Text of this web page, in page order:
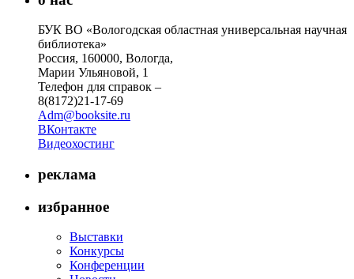
БУК ВО «Вологодская областная универсальная научная
библиотека»
Россия, 160000, Вологда,
Марии Ульяновой, 1
Телефон для справок –
8(8172)21-17-69
Adm@booksite.ru
ВКонтакте
Видеохостинг
реклама
избранное
Выставки
Конкурсы
Конференции